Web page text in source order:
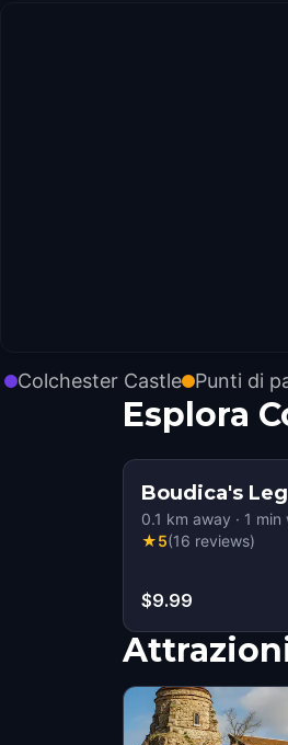
Colchester Castle Punti di
Esplora
Boudica's
0.1 km away · 1 min
★5(16 reviews)
$9.99